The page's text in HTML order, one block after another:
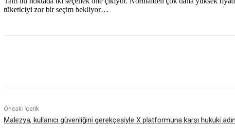
tüketiciyi zor bir seçim bekliyor…
Önceki İçerik
Malezya, kullanıcı güvenliğini gerekçesiyle X platformuna karşı hukuki